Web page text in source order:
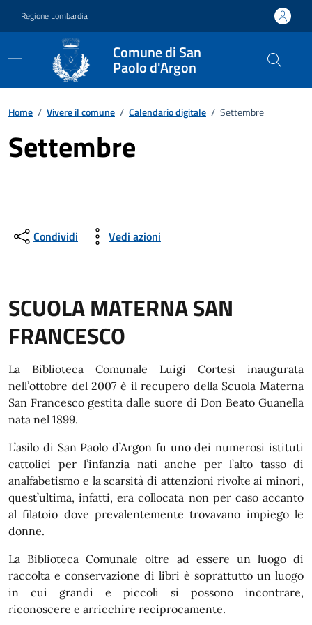
Regione Lombardia
Comune di San
Paolo d'Argon
Home / Vivere il comune / Calendario digitale / Settembre
Settembre
Condividi Vedi azioni
SCUOLA MATERNA SAN
FRANCESCO
La Biblioteca Comunale Luigi Cortesi inaugurata
nell’ottobre del 2007 è il recupero della Scuola Materna
San Francesco gestita dalle suore di Don Beato Guanella
nata nel 1899.
L’asilo di San Paolo d’Argon fu uno dei numerosi istituti
cattolici per l’infanzia nati anche per l’alto tasso di
analfabetismo e la scarsità di attenzioni rivolte ai minori,
quest’ultima, infatti, era collocata non per caso accanto
al filatoio dove prevalentemente trovavano impiego le
donne.
La Biblioteca Comunale oltre ad essere un luogo di
raccolta e conservazione di libri è soprattutto un luogo
in cui grandi e piccoli si possono incontrare,
riconoscere e arricchire reciprocamente.